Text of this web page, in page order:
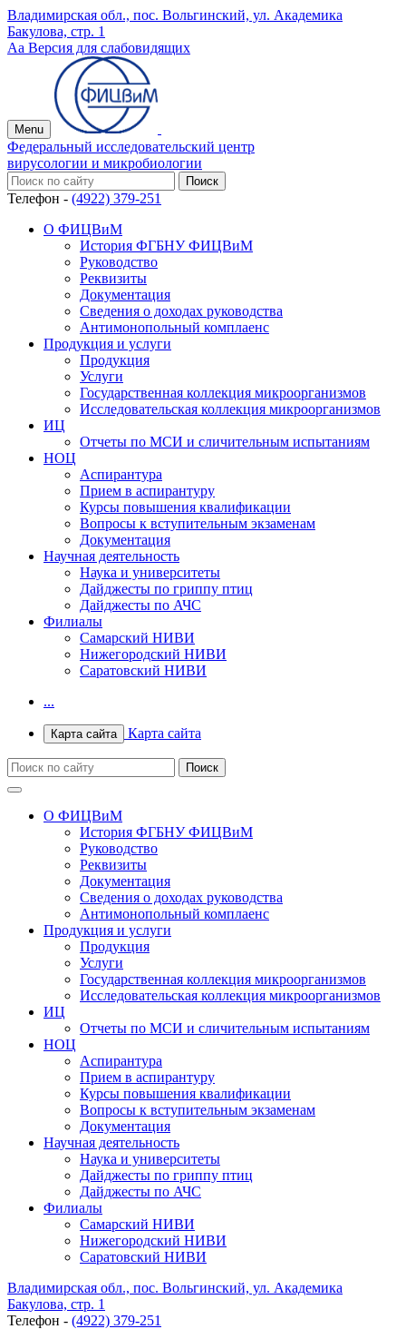
Владимирская обл., пос. Вольгинский, ул. Академика
Бакулова, стр. 1
Аа Версия для слабовидящих
Menu
Федеральный исследовательский центр
вирусологии и микробиологии
Телефон - (4922) 379-251
О ФИЦВиМ
История ФГБНУ ФИЦВиМ
Руководство
Реквизиты
Документация
Сведения о доходах руководства
Антимонопольный комплаенс
Продукция и услуги
Продукция
Услуги
Государственная коллекция микроорганизмов
Исследовательская коллекция микроорганизмов
ИЦ
Отчеты по МСИ и сличительным испытаниям
НОЦ
Аспирантура
Прием в аспирантуру
Курсы повышения квалификации
Вопросы к вступительным экзаменам
Документация
Научная деятельность
Наука и университеты
Дайджесты по гриппу птиц
Дайджесты по АЧС
Филиалы
Самарский НИВИ
Нижегородский НИВИ
Саратовский НИВИ
...
Карта сайта Карта сайта
О ФИЦВиМ
История ФГБНУ ФИЦВиМ
Руководство
Реквизиты
Документация
Сведения о доходах руководства
Антимонопольный комплаенс
Продукция и услуги
Продукция
Услуги
Государственная коллекция микроорганизмов
Исследовательская коллекция микроорганизмов
ИЦ
Отчеты по МСИ и сличительным испытаниям
НОЦ
Аспирантура
Прием в аспирантуру
Курсы повышения квалификации
Вопросы к вступительным экзаменам
Документация
Научная деятельность
Наука и университеты
Дайджесты по гриппу птиц
Дайджесты по АЧС
Филиалы
Самарский НИВИ
Нижегородский НИВИ
Саратовский НИВИ
Владимирская обл., пос. Вольгинский, ул. Академика
Бакулова, стр. 1
Телефон - (4922) 379-251